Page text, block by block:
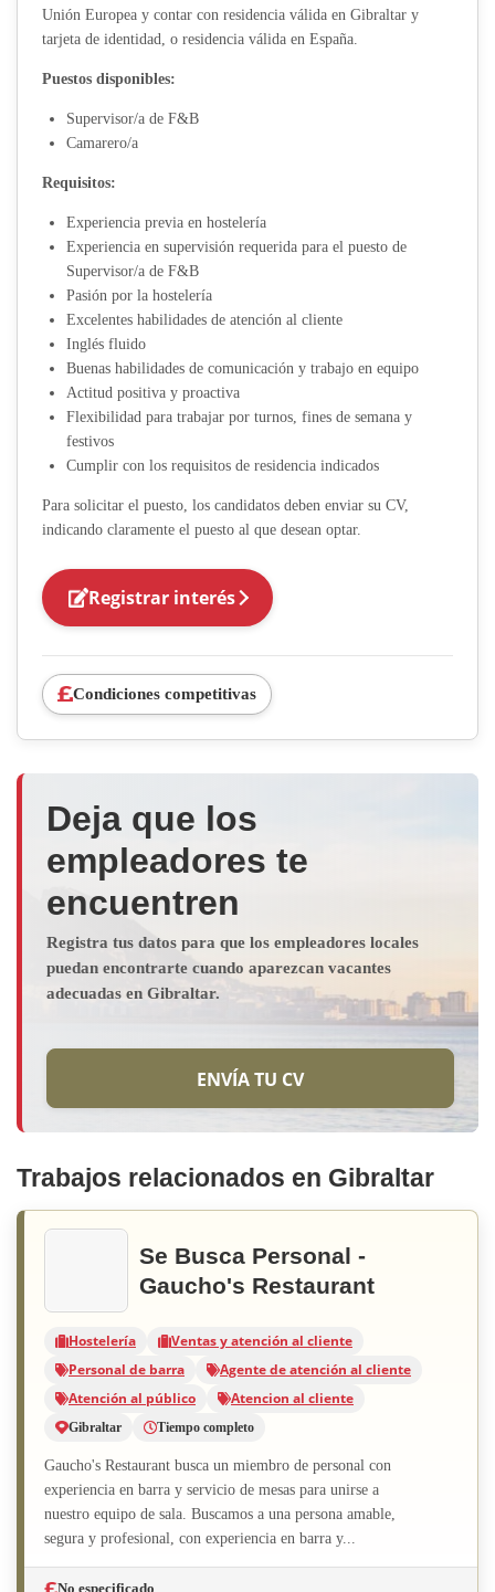
Unión Europea y contar con residencia válida en Gibraltar y
tarjeta de identidad, o residencia válida en España.
Puestos disponibles:
Supervisor/a de F&B
Camarero/a
Requisitos:
Experiencia previa en hostelería
Experiencia en supervisión requerida para el puesto de
Supervisor/a de F&B
Pasión por la hostelería
Excelentes habilidades de atención al cliente
Inglés fluido
Buenas habilidades de comunicación y trabajo en equipo
Actitud positiva y proactiva
Flexibilidad para trabajar por turnos, fines de semana y
festivos
Cumplir con los requisitos de residencia indicados
Para solicitar el puesto, los candidatos deben enviar su CV,
indicando claramente el puesto al que desean optar.
Registrar interés
Condiciones competitivas
Deja que los
empleadores te
encuentren
Registra tus datos para que los empleadores locales
puedan encontrarte cuando aparezcan vacantes
adecuadas en Gibraltar.
ENVÍA TU CV
Trabajos relacionados en Gibraltar
Se Busca Personal -
Gaucho's Restaurant
Hostelería
Ventas y atención al cliente
Personal de barra
Agente de atención al cliente
Atención al público
Atencion al cliente
Gibraltar Tiempo completo
Gaucho's Restaurant busca un miembro de personal con
experiencia en barra y servicio de mesas para unirse a
nuestro equipo de sala. Buscamos a una persona amable,
segura y profesional, con experiencia en barra y...
No especificado